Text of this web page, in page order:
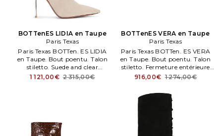
BOTTenES LIDIA en Taupe
Paris Texas
Paris Texas BOTTen. ES LIDIA
en Taupe. Bout poentu. Talon
stiletto. Suede and clear
polyurethane shaft with
1 121,00€ 2 315,00€
BOTTenES VERA en Taupe
Paris Texas
Paris Texas BOTTen. ES VERA
en Taupe. Bout poentu. Talon
stiletto. Fermeture entérieure
par glisisère. Doublure cuir et
916,00€ 1 274,00€